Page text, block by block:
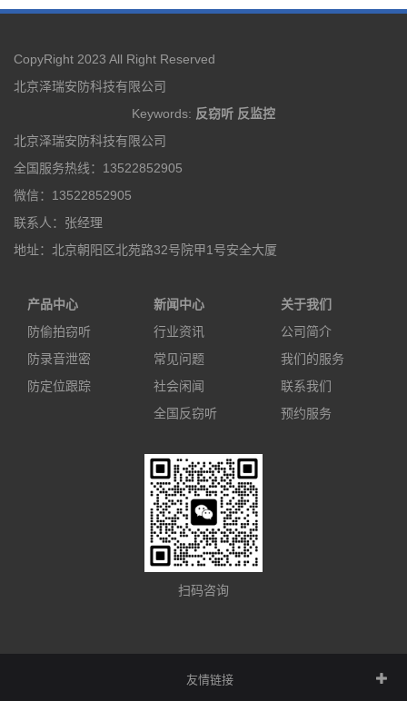
CopyRight 2023 All Right Reserved
北京泽瑞安防科技有限公司
Keywords: 反窃听 反监控
北京泽瑞安防科技有限公司
全国服务热线：13522852905
微信：13522852905
联系人：张经理
地址：北京朝阳区北苑路32号院甲1号安全大厦
产品中心
防偷拍窃听
防录音泄密
防定位跟踪
新闻中心
行业资讯
常见问题
社会闲闻
全国反窃听
关于我们
公司简介
我们的服务
联系我们
预约服务
扫码咨询
友情链接